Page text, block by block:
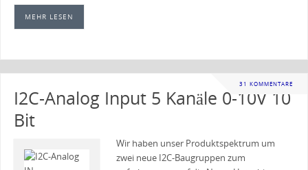
MEHR LESEN
31 KOMMENTARE
I2C-Analog Input 5 Kanäle 0-10V 10
Bit
Wir haben unser Produktspektrum um
zwei neue I2C-Baugruppen zum